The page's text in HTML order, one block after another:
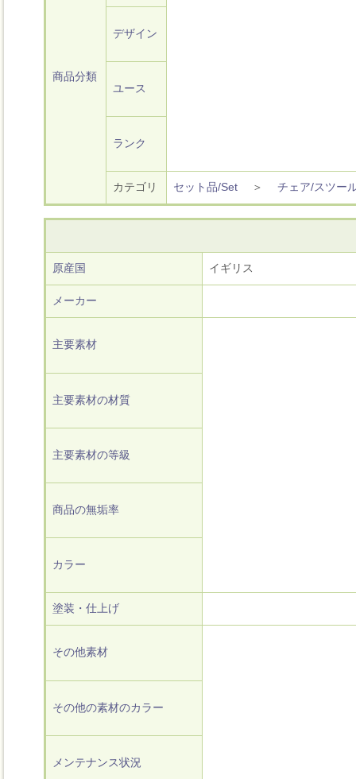
商品分類
デザイン
ユース
ランク
カテゴリ セット品/Set ＞ チェア/スツー
原産国 イギリス
メーカー
主要素材
主要素材の材質
主要素材の等級
商品の無垢率
カラー
塗装・仕上げ
その他素材
その他の素材のカラー
メンテナンス状況